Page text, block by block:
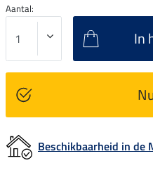
Aantal:
In
Beschikbaarheid in de